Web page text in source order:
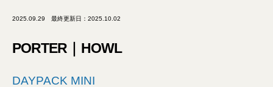
2025.09.29 最終更新日：2025.10.02
PORTER｜HOWL
DAYPACK MINI